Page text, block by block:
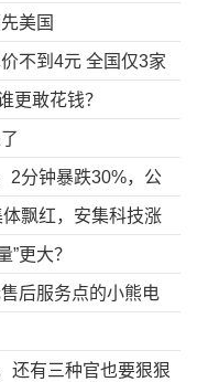
美国
不到4元 全国仅3家
更敢花钱？
2分钟暴跌30%，公
飘红，安集科技涨
更大？
后服务点的小熊电
还有三种官也要狠狠